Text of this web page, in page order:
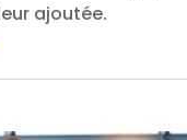
ajoutée.